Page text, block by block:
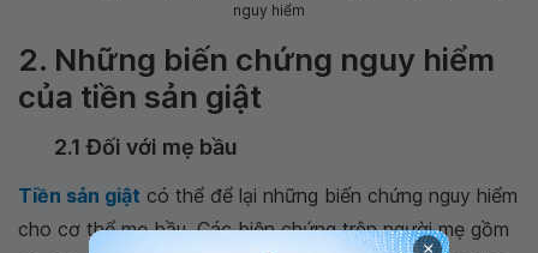
nguy hiểm
2. Những biến chứng nguy hiểm
của tiền sản giật
2.1 Đối với mẹ bầu
Tiền sản giật có thể để lại những biến chứng nguy hiểm
cho cơ thể mẹ bầu. Các biện chứng trên người mẹ gồm
×